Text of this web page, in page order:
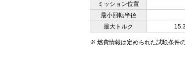
ミッション位置
最小回転半径
最大トルク
※ 燃費情報は定められた試験条件